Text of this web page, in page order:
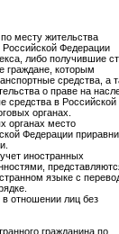
месту жительства
Федерации
либо получившие
граждане, которым
средства, а
о праве на
средства в Российской
органах.
органах место
Федерации
иностранных
языке с
отношении лиц без
гражданина по